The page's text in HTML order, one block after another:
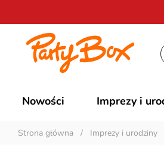
Nowości Imprezy i
Strona główna / Imprezy i urodziny